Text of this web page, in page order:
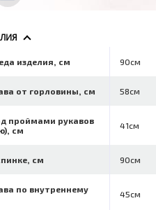
изделия, см 90см
от горловины, см 58см
проймами рукавов
см
41см
см 90см
по внутреннему
45см